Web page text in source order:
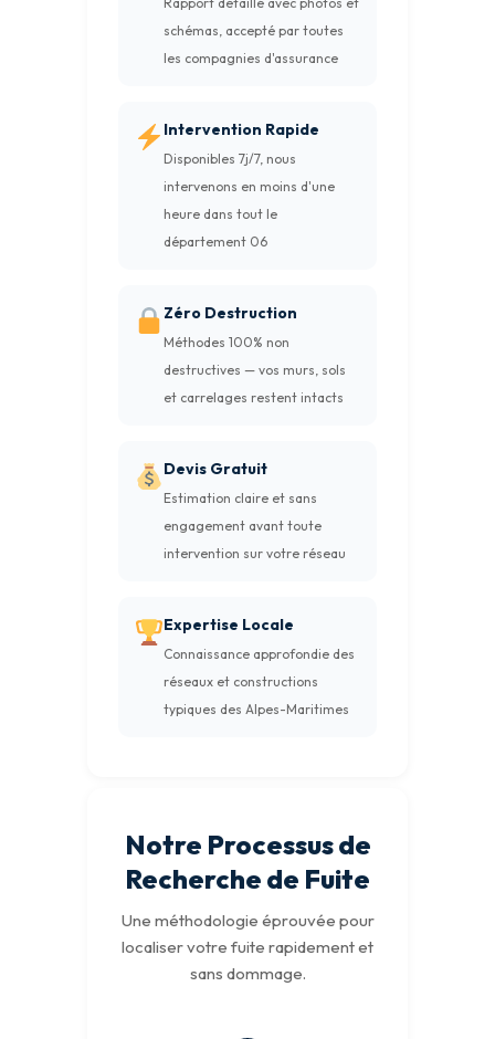
schémas, accepté par toutes
les compagnies d'assurance
Intervention Rapide
Disponibles 7j/7, nous
intervenons en moins d'une
heure dans tout le
département 06
Zéro Destruction
Méthodes 100% non
destructives — vos murs, sols
et carrelages restent intacts
Devis Gratuit
Estimation claire et sans
engagement avant toute
intervention sur votre réseau
Expertise Locale
Connaissance approfondie des
réseaux et constructions
typiques des Alpes-Maritimes
Notre Processus de
Recherche de Fuite
Une méthodologie éprouvée pour
localiser votre fuite rapidement et
sans dommage.